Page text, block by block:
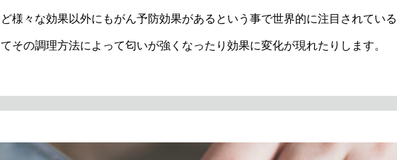
様々な効果以外にもがん予防効果があるという事で世界的に注目されている
その調理方法によって匂いが強くなったり効果に変化が現れたりします。